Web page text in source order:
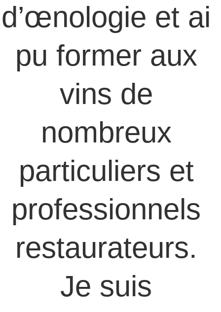
d’œnologie et ai
pu former aux
vins de
nombreux
particuliers et
professionnels
restaurateurs.
Je suis